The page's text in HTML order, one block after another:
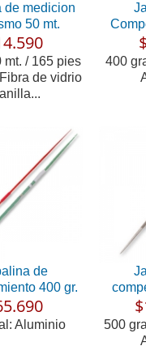
de medicion
50 mt.
mt. / 165 pies
de vidrio
400
de
400 gr.
Aluminio
500